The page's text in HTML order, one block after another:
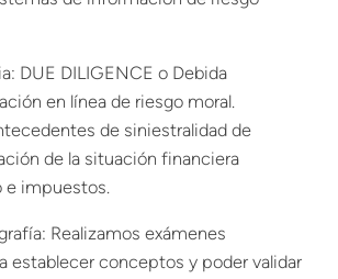
DUE DILIGENCE o Debida
en línea de riesgo moral.
de siniestralidad de
de la situación financiera
e impuestos.
Realizamos exámenes
establecer conceptos y poder validar